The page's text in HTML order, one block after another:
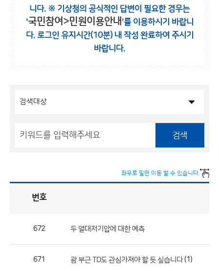
니다. ※ 기상청의 공식적인 답변이 필요한 경우는
'국민참여>민원이용안내 '를 이용하시기 바랍니
다. 로그인 유지시간(10분) 내 작성 완료하여 주시기
바랍니다.
검색
좌우로 밀면 이동 할 수 있습니다.
번호
672 두 열대저기압에 대한 예측
671 괌 부근 TD도 관심가져야 할 듯 싶습니다(1)